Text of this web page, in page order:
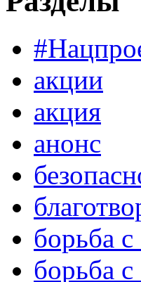
акции
акция
анонс
борьба
борьба